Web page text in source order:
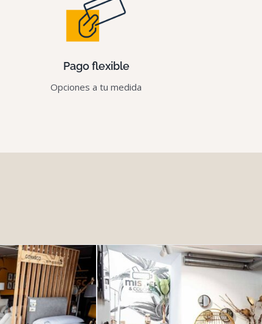
Pago flexible
Opciones a tu medida